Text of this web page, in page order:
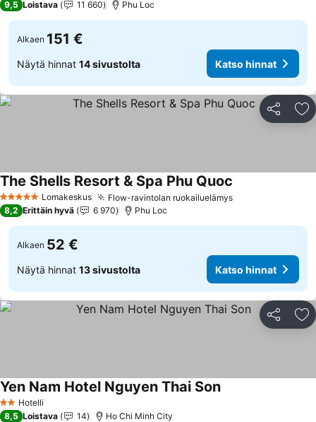
9,5 Loistava 11 660 Phu Loc
Alkaen 151 €
Näytä hinnat 14 sivustolta Katso hinnat
Jaa
5 TähtiluokitusLomakeskus Flow-ravintolan ruokailuelämysKatso hinnat
The Shells Resort & Spa Phu Quoc
8,2 Erittäin hyvä 6 970 Phu Loc
Alkaen 52 €
Näytä hinnat 13 sivustolta Katso hinnat
Jaa
2 Tähtiluokitus
Hotelli
Yen Nam Hotel Nguyen Thai SonKatso hinnat
8,5 Loistava 14 Ho Chi Minh City